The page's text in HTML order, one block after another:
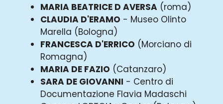
MARIA BEATRICE D AVERSA (roma)
CLAUDIA D'ERAMO - Museo Olinto
Marella (Bologna)
FRANCESCA D'ERRICO (Morciano di
Romagna)
MARIA DE FAZIO (Catanzaro)
SARA DE GIOVANNI - Centro di
Documentazione Flavia Madaschi